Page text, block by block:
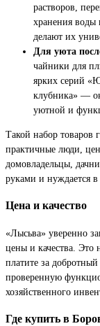
растворов,
хранения воды
делают их
Для уюта
чайники для
ярких серий
клубника» —
уютной и
Такой набор товаров
практичные люди,
домовладельцы,
руками и нуждается в
Цена и качество
«Лысьва» уверенно
цены и качества. Это
платите за добротный
проверенную
хозяйственного
Где купить в